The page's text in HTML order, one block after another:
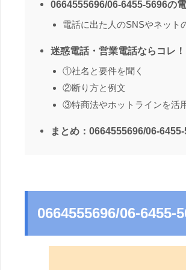
0664555696/06-6455-5696の
電話に出た人のSNSやネット
迷惑電話・営業電話ならコレ
①社名と要件を聞く
②断り方と例文
③特商法やホットラインを活
まとめ：0664555696/06-
0664555696/06-6455-